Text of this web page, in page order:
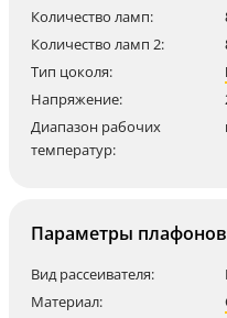
Количество ламп:
Количество ламп 2:
Тип цоколя:
Напряжение:
Диапазон рабочих
температур:
Параметры плафонов
Вид рассеивателя:
Материал: